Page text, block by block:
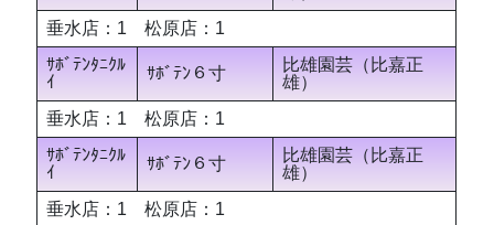
垂水店：1 松原店：1
ｻﾎﾞﾃﾝﾀﾆｸﾙ
ｲ
ｻﾎﾞﾃﾝ６寸
比雄園芸（比嘉正
雄）
垂水店：1 松原店：1
ｻﾎﾞﾃﾝﾀﾆｸﾙ
ｲ
ｻﾎﾞﾃﾝ６寸
比雄園芸（比嘉正
雄）
垂水店：1 松原店：1